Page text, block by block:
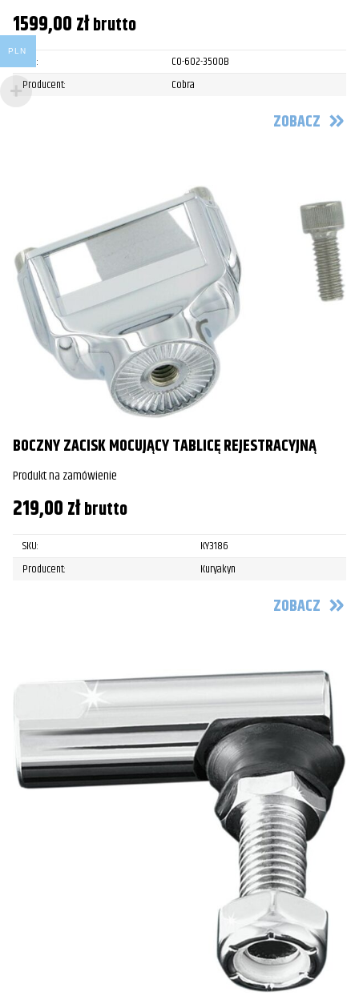
1599,00złbrutto
SKU:
CO-602-3500B
Producent:
Cobra
ZOBACZ
BOCZNY ZACISK MOCUJĄCY TABLICĘ REJESTRACYJNĄ
Produkt na zamówienie
219,00złbrutto
SKU:
KY3186
Producent:
Kuryakyn
ZOBACZ
PLN